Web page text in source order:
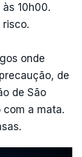
10h00.
onde
de
de São
com a mata.